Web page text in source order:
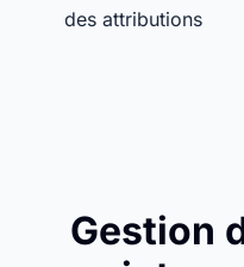
des attributions
Gestion